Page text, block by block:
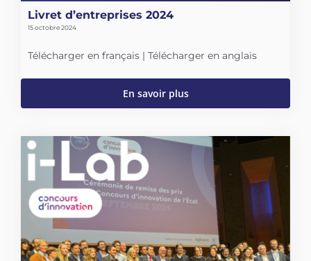
Livret d’entreprises 2024
15 octobre 2024
Télécharger en français | Télécharger en anglais
En savoir plus